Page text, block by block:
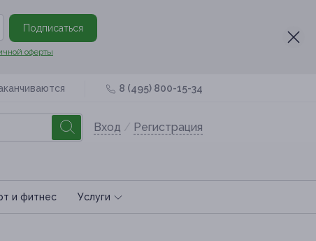
Подписаться
оферты
8 (495) 800-15-34
Вход / Регистрация
и фитнес Услуги